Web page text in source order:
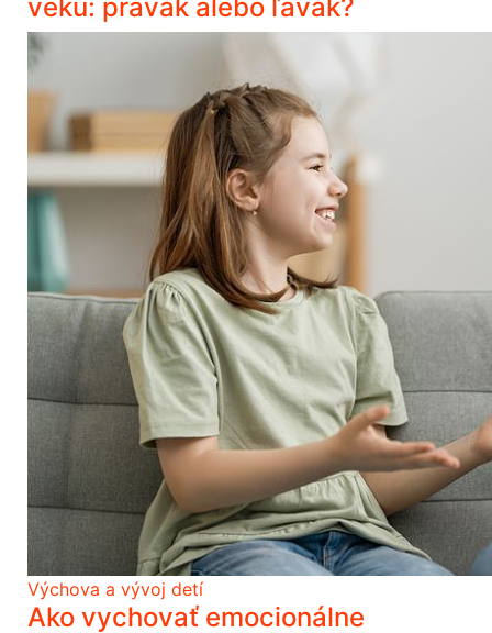
veku: pravák alebo ľavák?
Výchova a vývoj detí
Ako vychovať emocionálne